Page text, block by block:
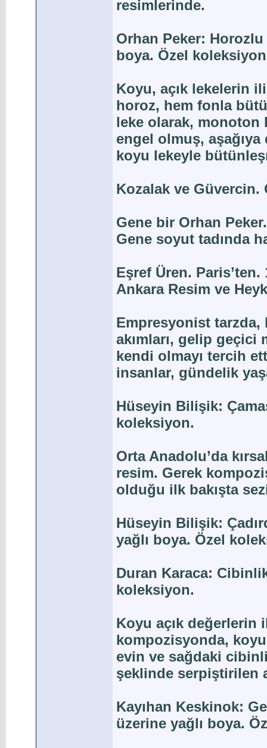
resimlerinde.
Orhan Peker:
boya. Özel
Koyu, açık lekelerin
horoz, hem fonla
leke olarak, monoton
engel olmuş,
koyu lekeyle
Kozalak ve Güvercin.
Gene bir Orhan
Gene soyut tadında
Eşref Üren.
Ankara Resim ve
Empresyonist
akımları, gelip
kendi olmayı tercih
insanlar, gündelik
Hüseyin Bilişik:
koleksiyon.
Orta Anadolu’da
resim. Gerek
olduğu ilk bakışta
Hüseyin Bilişik:
yağlı boya. Özel
Duran Karaca:
koleksiyon.
Koyu açık değerlerin
kompozisyonda, koyu
evin ve sağdaki
şeklinde serpiştirilen
Kayıhan Keskinok:
üzerine yağlı boya.